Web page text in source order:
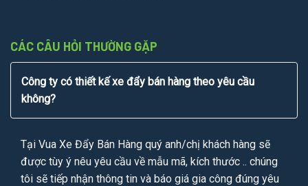
CÁC CÂU HỎI THƯỜNG GẶP
Công ty có thiết kế xe đẩy bán hàng theo yêu cầu
không?
Tại Vua Xe Đẩy Bán Hàng quý anh/chị khách hàng sẽ
được tùy ý nêu yêu cầu về mẫu mã, kích thước .. chúng
tôi sẽ tiếp nhận thông tin và báo giá gia công đúng yêu